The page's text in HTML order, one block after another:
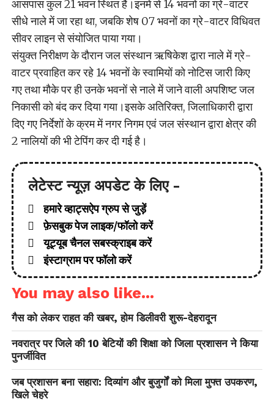
आसपास कुल 21 भवन स्थित हैं।इनमें से 14 भवनों का ग्रे-वाटर
सीधे नाले में जा रहा था, जबकि शेष 07 भवनों का ग्रे-वाटर विधिवत
सीवर लाइन से संयोजित पाया गया।
संयुक्त निरीक्षण के दौरान जल संस्थान ऋषिकेश द्वारा नाले में ग्रे-
वाटर प्रवाहित कर रहे 14 भवनों के स्वामियों को नोटिस जारी किए
गए तथा मौके पर ही उनके भवनों से नाले में जाने वाली अपशिष्ट जल
निकासी को बंद कर दिया गया।इसके अतिरिक्त, जिलाधिकारी द्वारा
दिए गए निर्देशों के क्रम में नगर निगम एवं जल संस्थान द्वारा क्षेत्र की
2 नालियों की भी टेपिंग कर दी गई है।
लेटेस्ट न्यूज़ अपडेट के लिए -
हमारे व्हाट्सऐप ग्रुप से जुड़ें
फ़ेसबुक पेज लाइक/फॉलो करें
यूट्यूब चैनल सबस्क्राइब करें
इंस्टाग्राम पर फॉलो करें
You may also like...
गैस को लेकर राहत की खबर, होम डिलीवरी शुरू-देहरादून
नवरात्र पर जिले की 10 बेटियों की शिक्षा को जिला प्रशासन ने किया
पुनर्जीवित
जब प्रशासन बना सहारा: दिव्यांग और बुजुर्गों को मिला मुफ्त उपकरण,
खिले चेहरे